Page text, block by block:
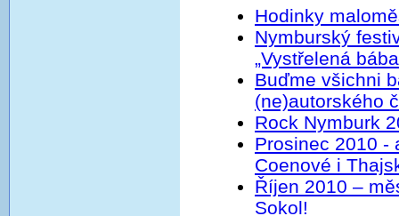
Hodinky
Nymburský
„Vystřelená
Buďme všichni
(ne)autorského
Rock Nymburk
Prosinec 2010 -
Coenové i
Říjen 2010 –
Sokol!